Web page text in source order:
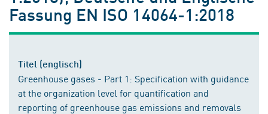
Fassung EN ISO 14064-1:2018
Titel (englisch)
Greenhouse gases - Part 1: Specification with guidance
at the organization level for quantification and
reporting of greenhouse gas emissions and removals